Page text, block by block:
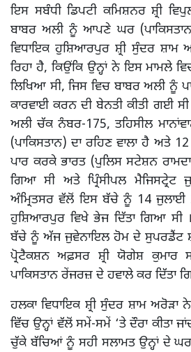
ਇਸ ਸਬੰਧੀ ਡਿਪਟੀ ਕਮਿਸ਼ਨਰ ਸ਼੍ਰੀ
ਬਾਬਰ ਅਲੀ ਨੂੰ ਆਪਣੇ ਘਰ
ਵਿਧਾਇਕ ਹੁਸ਼ਿਆਰਪੁਰ ਸ਼੍ਰੀ ਸੁੰਦਰ ਸ਼ਾਮ
ਰਿਹਾ ਹੈ, ਕਿਉਂਕਿ ਉਨ੍ਹਾਂ ਨੇ ਇਸ ਮਾਮਲੇ
ਲਿਖਿਆ ਸੀ, ਜਿਸ ਵਿਚ ਬਾਬਰ ਅਲੀ ਨੂੰ
ਕਾਰਵਾਈ ਕਰਨ ਦੀ ਬੇਨਤੀ ਕੀਤੀ ਗਈ
ਅਲੀ ਚੱਕ ਨੰਬਰ-175, ਤਹਿਸੀਲ
(ਪਾਕਿਸਤਾਨ) ਦਾ ਰਹਿਣ ਵਾਲਾ ਹੈ ਅਤੇ
ਪਾਰ ਕਰਕੇ ਭਾਰਤ (ਪੁਲਿਸ ਸਟੇਸ਼ਨ
ਗਿਆ ਸੀ ਅਤੇ ਪ੍ਰਿੰਸੀਪਲ ਮੈਜਿਸਟ੍ਰੇਟ
ਅੰਮ੍ਰਿਤਸਰ ਵੱਲੋਂ ਇਸ ਬੱਚੇ ਨੂੰ 14
ਹੁਸ਼ਿਆਰਪੁਰ ਵਿਖੇ ਭੇਜ ਦਿੱਤਾ ਗਿਆ
ਬੱਚੇ ਨੂੰ ਅੱਜ ਜੁਵੇਨਾਇਲ ਹੋਮ ਦੇ ਸੁਪਰਡੈਂਟ
ਪ੍ਰੋਟੈਕਸ਼ਨ ਅਫ਼ਸਰ ਸ਼੍ਰੀ ਯੋਗੇਸ਼ ਕੁਮਾਰ
ਪਾਕਿਸਤਾਨ ਰੇਂਜਰਜ਼ ਦੇ ਹਵਾਲੇ ਕਰ ਦਿੱਤਾ
ਹਲਕਾ ਵਿਧਾਇਕ ਸ਼੍ਰੀ ਸੁੰਦਰ ਸ਼ਾਮ ਅਰੋੜਾ
ਵਿੱਚ ਉਨ੍ਹਾਂ ਵੱਲੋਂ ਸਮੇਂ-ਸਮੇਂ ‘ਤੇ ਦੌਰਾ ਕੀਤਾ
ਚੁੱਕੇ ਬੱਚਿਆਂ ਨੂੰ ਸਹੀ ਸਲਾਮਤ ਉਨ੍ਹਾਂ ਦੇ